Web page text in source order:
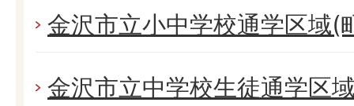
金沢市立小中学校通学区域(
金沢市立中学校生徒通学区